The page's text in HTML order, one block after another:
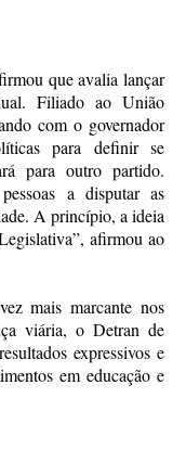
que avalia lançar
Filiado ao União
com o governador
para definir se
para outro partido.
a disputar as
A princípio, a ideia
afirmou ao
mais marcante nos
viária, o Detran de
expressivos e
em educação e